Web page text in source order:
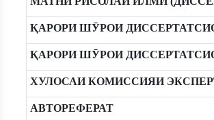
ҚАРОРИ ШӮРОИ
ҚАРОРИ ШӮРОИ
ХУЛОСАИ КОМИССИЯИ
АВТОРЕФЕРАТ